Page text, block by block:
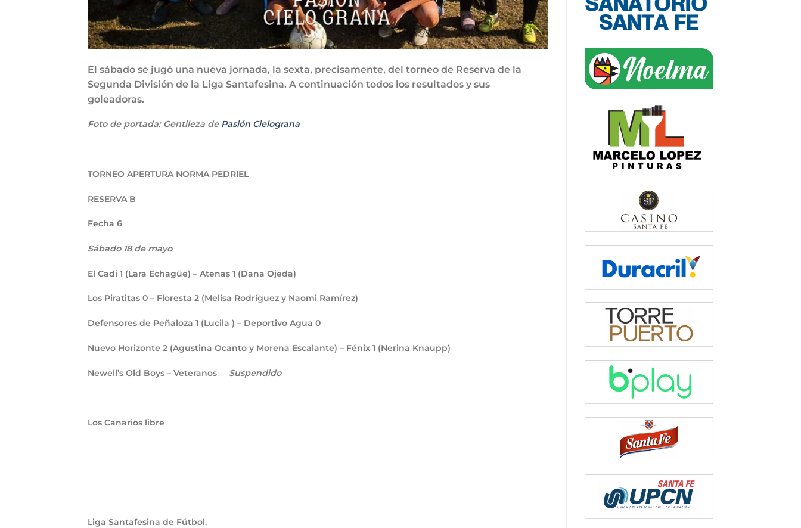
El sábado se jugó una nueva jornada, la sexta, precisamente, del torneo de Reserva de la
Segunda División de la Liga Santafesina. A continuación todos los resultados y sus
goleadoras.
Foto de portada: Gentileza de Pasión Cielograna
TORNEO APERTURA NORMA PEDRIEL
RESERVA B
Fecha 6
Sábado 18 de mayo
El Cadi 1 (Lara Echagüe) – Atenas 1 (Dana Ojeda)
Los Piratitas 0 – Floresta 2 (Melisa Rodríguez y Naomi Ramírez)
Defensores de Peñaloza 1 (Lucila ) – Deportivo Agua 0
Nuevo Horizonte 2 (Agustina Ocanto y Morena Escalante) – Fénix 1 (Nerina Knaupp)
Newell’s Old Boys – Veteranos Suspendido
Los Canarios libre
Liga Santafesina de Fútbol.